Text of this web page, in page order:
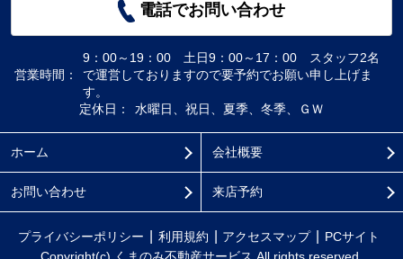
電話でお問い合わせ
営業時間：
9：00～19：00 土日9：00～17：00 スタッフ2名
で運営しておりますので要予約でお願い申し上げま
す。
定休日：
水曜日、祝日、夏季、冬季、ＧＷ
ホーム 会社概要
お問い合わせ 来店予約
プライバシーポリシー 利用規約 アクセスマップ
PCサイト